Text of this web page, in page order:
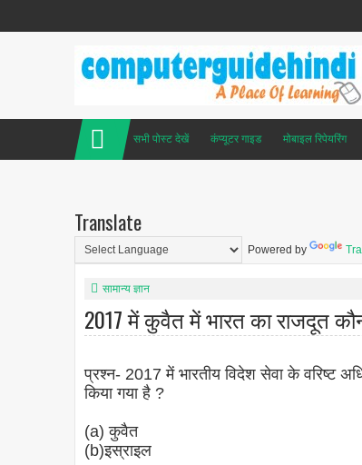
सभी पोस्ट देखें कंप्यूटर गाइड मोबाइल रिपेयरिंग
Translate
Powered by
सामान्य ज्ञान
2017 में कुवैत में भारत का राजदूत
प्रश्न- 2017 में भारतीय विदेश सेवा के वरिष्ट
किया गया है ?
(a) कुवैत
(b)इस्राइल